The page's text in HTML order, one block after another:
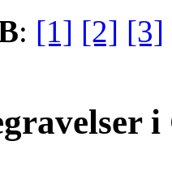
: [1] [2] [3]